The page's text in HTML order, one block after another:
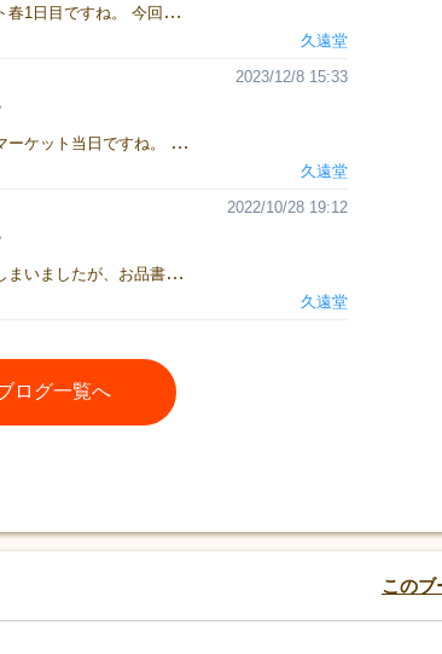
こんにちは、久遠堂です。 明日はゲームマーケット春1日目ですね。 今回もギリギリとなりましたが、お品書きを公開します。 （久遠堂は土曜日のみの出展となりますのでご注意ください）
久遠堂
こんにちは、久遠堂です。 いよいよ明日はゲームマーケット当日ですね。 毎度ギリギリですが、お品書きを公開します。 （久遠堂は土曜日のみの出展となりますのでご注意ください）
2023/12/8 15:33
久遠堂
こんばんは、久遠堂です。 大変ギリギリになってしまいましたが、お品書きを公開します！ ※久遠堂は29日（土）のみ出展となりますのでご注意ください
2022/10/28 19:12
久遠堂
ログ一覧へ
このブ